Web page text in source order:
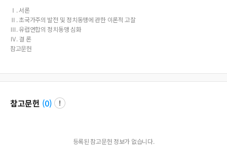
Ⅰ. 서론
Ⅱ. 초국가주의 발전 및 정치동맹에 관한 이론적 고찰
Ⅲ. 유럽연합의 정치동맹 심화
Ⅳ. 결 론
참고문헌
참고문헌 (0)
등록된 참고문헌 정보가 없습니다.